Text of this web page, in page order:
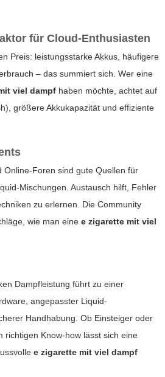
für Cloud-Enthusiasten
Preis: leistungsstarke Akkus, häufigere
– das summiert sich. Wer eine
viel dampf haben möchte, achtet auf
größere Akkukapazität und effiziente
Online-Foren sind gute Quellen für
Mischungen. Austausch hilft, Fehler
zu erlernen. Die Community
wie man eine e zigarette mit viel
Dampfleistung führt zu einer
angepasster Liquid-
Handhabung. Ob Einsteiger oder
richtigen Know-how lässt sich eine
e zigarette mit viel dampf